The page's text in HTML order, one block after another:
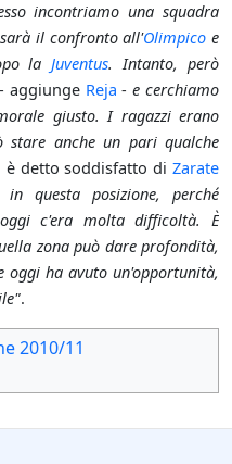
incontriamo una squadra
il confronto all'Olimpico e
laJuventus. Intanto, però
- aggiunge Reja -e cerchiamo
giusto. I ragazzi erano
stare anche un pari qualche
è detto soddisfatto di Zarate
questa posizione, perché
c'era molta difficoltà. È
zona può dare profondità,
oggi ha avuto un'opportunità,
.
2010/11